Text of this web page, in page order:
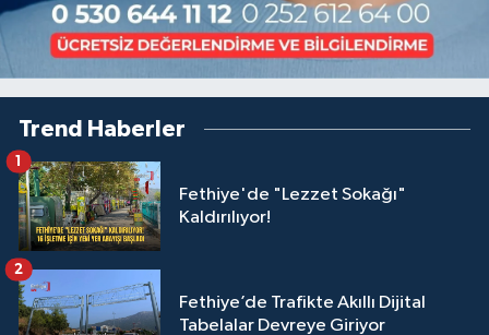
Trend Haberler
Fethiye'de "Lezzet Sokağı"
Kaldırılıyor!
1
Fethiye’de Trafikte Akıllı Dijital
Tabelalar Devreye Giriyor
2